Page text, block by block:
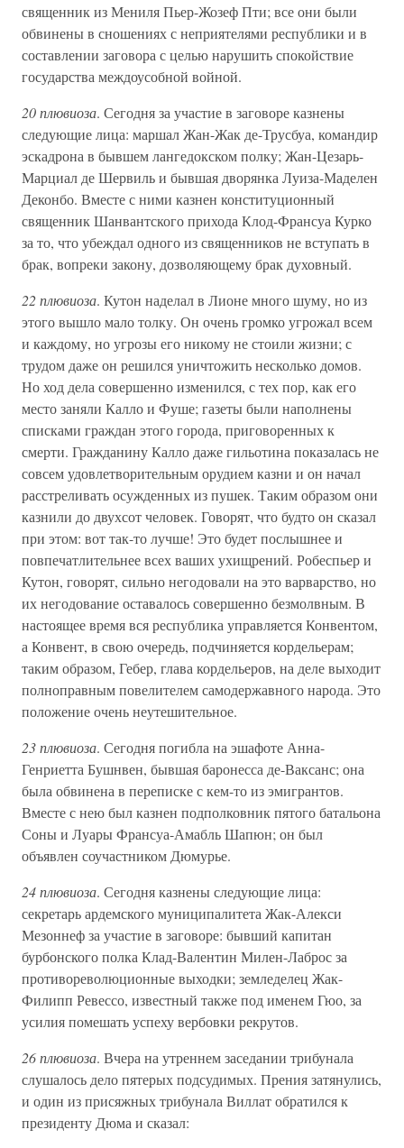
священник из Мениля Пьер-Жозеф Пти; все они были
обвинены в сношениях с неприятелями республики и в
составлении заговора с целью нарушить спокойствие
государства междоусобной войной.
20 плювиоза. Сегодня за участие в заговоре казнены
следующие лица: маршал Жан-Жак де-Трусбуа, командир
эскадрона в бывшем лангедокском полку; Жан-Цезарь-
Марциал де Шервиль и бывшая дворянка Луиза-Маделен
Деконбо. Вместе с ними казнен конституционный
священник Шанвантского прихода Клод-Франсуа Курко
за то, что убеждал одного из священников не вступать в
брак, вопреки закону, дозволяющему брак духовный.
22 плювиоза. Кутон наделал в Лионе много шуму, но из
этого вышло мало толку. Он очень громко угрожал всем
и каждому, но угрозы его никому не стоили жизни; с
трудом даже он решился уничтожить несколько домов.
Но ход дела совершенно изменился, с тех пор, как его
место заняли Калло и Фуше; газеты были наполнены
списками граждан этого города, приговоренных к
смерти. Гражданину Калло даже гильотина показалась не
совсем удовлетворительным орудием казни и он начал
расстреливать осужденных из пушек. Таким образом они
казнили до двухсот человек. Говорят, что будто он сказал
при этом: вот так-то лучше! Это будет послышнее и
повпечатлительнее всех ваших ухищрений. Робеспьер и
Кутон, говорят, сильно негодовали на это варварство, но
их негодование оставалось совершенно безмолвным. В
настоящее время вся республика управляется Конвентом,
а Конвент, в свою очередь, подчиняется кордельерам;
таким образом, Гебер, глава кордельеров, на деле выходит
полноправным повелителем самодержавного народа. Это
положение очень неутешительное.
23 плювиоза. Сегодня погибла на эшафоте Анна-
Генриетта Бушнвен, бывшая баронесса де-Ваксанс; она
была обвинена в переписке с кем-то из эмигрантов.
Вместе с нею был казнен подполковник пятого батальона
Соны и Луары Франсуа-Амабль Шапюн; он был
объявлен соучастником Дюмурье.
24 плювиоза. Сегодня казнены следующие лица:
секретарь ардемского муниципалитета Жак-Алекси
Мезоннеф за участие в заговоре: бывший капитан
бурбонского полка Клад-Валентин Милен-Лаброс за
противореволюционные выходки; земледелец Жак-
Филипп Ревессо, известный также под именем Гюо, за
усилия помешать успеху вербовки рекрутов.
26 плювиоза. Вчера на утреннем заседании трибунала
слушалось дело пятерых подсудимых. Прения затянулись,
и один из присяжных трибунала Виллат обратился к
президенту Дюма и сказал: